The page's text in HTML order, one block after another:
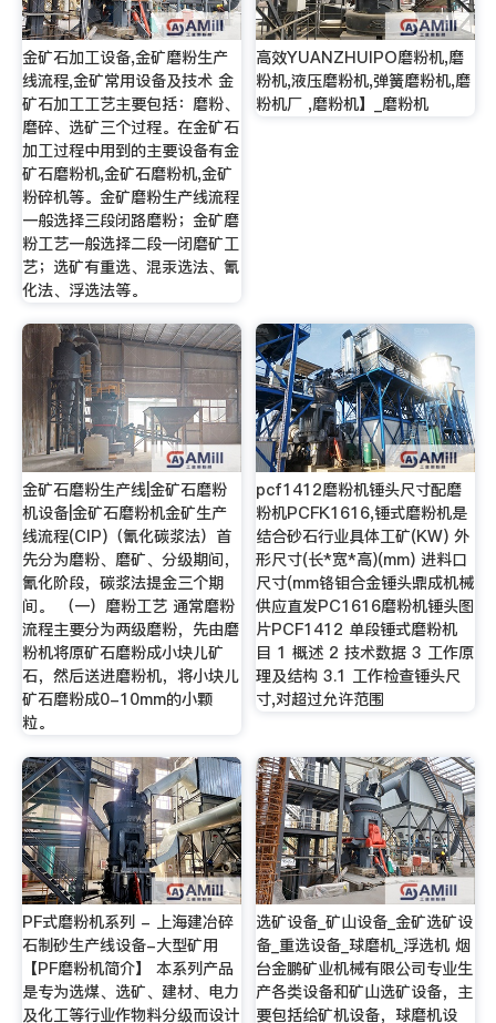
金矿石加工设备,金矿磨粉生产
线流程,金矿常用设备及技术 金
矿石加工工艺主要包括：磨粉、
磨碎、选矿三个过程。在金矿石
加工过程中用到的主要设备有金
矿石磨粉机,金矿石磨粉机,金矿
粉碎机等。金矿磨粉生产线流程
一般选择三段闭路磨粉；金矿磨
粉工艺一般选择二段一闭磨矿工
艺；选矿有重选、混汞选法、氰
化法、浮选法等。
高效YUANZHUIPO磨粉机,磨
粉机,液压磨粉机,弹簧磨粉机,磨
粉机厂 ,磨粉机】_磨粉机
金矿石磨粉生产线|金矿石磨粉
机设备|金矿石磨粉机金矿生产
线流程(CIP)（氰化碳浆法）首
先分为磨粉、磨矿、分级期间，
氰化阶段，碳浆法提金三个期
间。 （一）磨粉工艺 通常磨粉
流程主要分为两级磨粉，先由磨
粉机将原矿石磨粉成小块儿矿
石，然后送进磨粉机，将小块儿
矿石磨粉成0-10mm的小颗
粒。
pcf1412磨粉机锤头尺寸配磨
粉机PCFK1616,锤式磨粉机是
结合砂石行业具体工矿(KW) 外
形尺寸(长*宽*高)(mm) 进料口
尺寸(mm铬钼合金锤头鼎成机械
供应直发PC1616磨粉机锤头图
片PCF1412 单段锤式磨粉机
目 1 概述 2 技术数据 3 工作原
理及结构 3.1 工作检查锤头尺
寸,对超过允许范围
PF式磨粉机系列 - 上海建冶碎
石制砂生产线设备-大型矿用
【PF磨粉机简介】 本系列产品
是专为选煤、选矿、建材、电力
及化工等行业作物料分级而设计
选矿设备_矿山设备_金矿选矿设
备_重选设备_球磨机_浮选机 烟
台金鹏矿业机械有限公司专业生
产各类设备和矿山选矿设备，主
要包括给矿机设备，球磨机设